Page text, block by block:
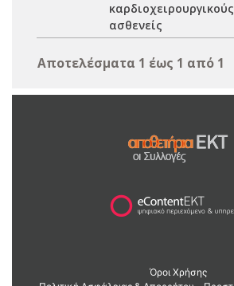
καρδιοχειρουργικούς
ασθενείς
Αποτελέσματα 1 έως 1 από 1